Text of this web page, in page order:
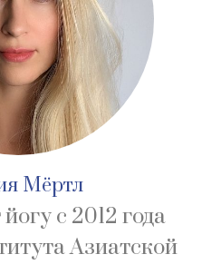
Мёртл
с 2012 года
Азиатской